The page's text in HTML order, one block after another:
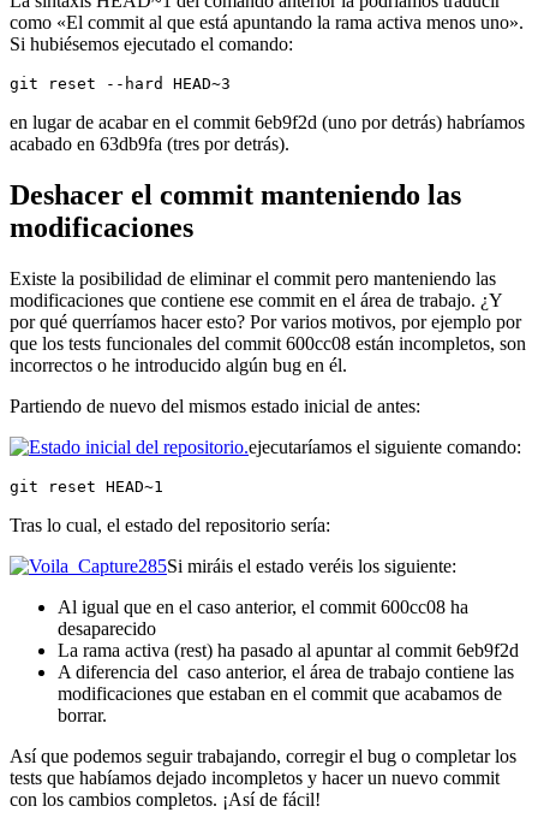
como «El commit al que está apuntando la rama activa menos uno».
Si hubiésemos ejecutado el comando:
git reset --hard HEAD~3
en lugar de acabar en el commit 6eb9f2d (uno por detrás) habríamos
acabado en 63db9fa (tres por detrás).
Deshacer el commit manteniendo las
modificaciones
Existe la posibilidad de eliminar el commit pero manteniendo las
modificaciones que contiene ese commit en el área de trabajo. ¿Y
por qué querríamos hacer esto? Por varios motivos, por ejemplo por
que los tests funcionales del commit 600cc08 están incompletos, son
incorrectos o he introducido algún bug en él.
Partiendo de nuevo del mismos estado inicial de antes:
ejecutaríamos el siguiente comando:
git reset HEAD~1
Tras lo cual, el estado del repositorio sería:
Si miráis el estado veréis los siguiente:
Al igual que en el caso anterior, el commit 600cc08 ha
desaparecido
La rama activa (rest) ha pasado al apuntar al commit 6eb9f2d
A diferencia del caso anterior, el área de trabajo contiene las
modificaciones que estaban en el commit que acabamos de
borrar.
Así que podemos seguir trabajando, corregir el bug o completar los
tests que habíamos dejado incompletos y hacer un nuevo commit
con los cambios completos. ¡Así de fácil!